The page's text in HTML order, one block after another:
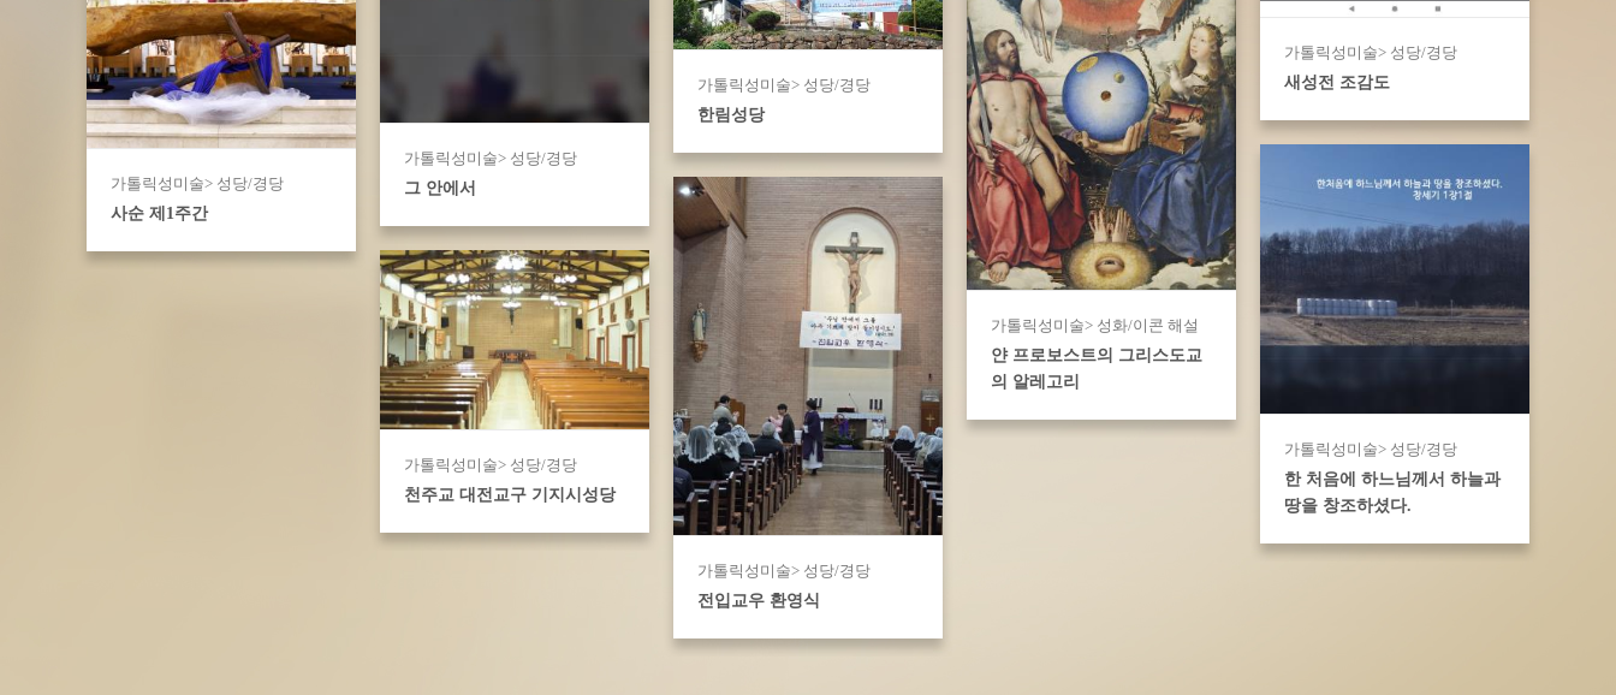
가톨릭성미술> 성당/경당
새성전 조감도
가톨릭성미술> 성당/경당
그 안에서
가톨릭성미술> 성당/경당
한림성당
가톨릭성미술> 성화/이콘 해설
얀 프로보스트의 그리스도교
의 알레고리
가톨릭성미술> 성당/경당
사순 제1주간
가톨릭성미술> 성당/경당
한 처음에 하느님께서 하늘과
땅을 창조하셨다.
가톨릭성미술> 성당/경당
전입교우 환영식
가톨릭성미술> 성당/경당
천주교 대전교구 기지시성당